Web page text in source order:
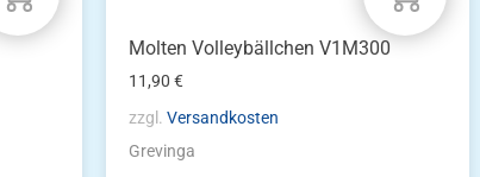
Molten Volleybällchen V1M300
11,90€
zzgl.Versandkosten
Grevinga